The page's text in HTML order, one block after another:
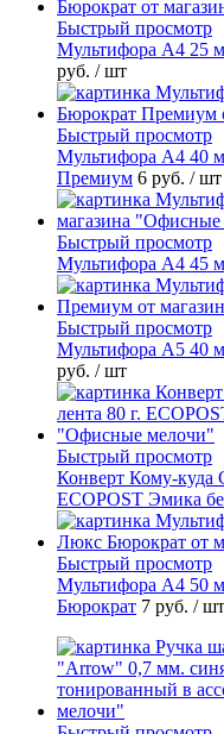
Быстрый просмотр
Мультифора А4 25
руб. / шт
Быстрый просмотр
Мультифора А4 40
Премиум 6 руб. / шт
Быстрый просмотр
Мультифора А4 45
Быстрый просмотр
Мультифора А5 40
руб. / шт
Быстрый просмотр
Конверт Кому-куда
ECOPOST Эмика
Быстрый просмотр
Мультифора А4 50
Бюрократ 7 руб. / шт